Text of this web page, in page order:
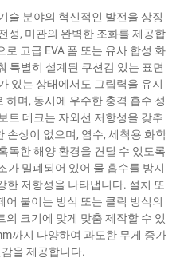
술 분야의 혁신적인 발전을 상징
성, 미관의 완벽한 조화를 제공합
고급 EVA 폼 또는 유사 합성 화
특별히 설계된 쿠션감 있는 표면
있는 상태에서도 그립력을 유지
며, 동시에 우수한 충격 흡수 성
트 데크는 자외선 저항성을 갖추
손상이 없으며, 염수, 세척용 화학
독한 해양 환경을 견딜 수 있도록
가 밀폐되어 있어 물 흡수를 방지
한 저항성을 나타냅니다. 설치 또
붙이는 방식 또는 클릭 방식의
크기에 맞게 맞춤 제작할 수 있
까지 다양하여 과도한 무게 증가
을 제공합니다.